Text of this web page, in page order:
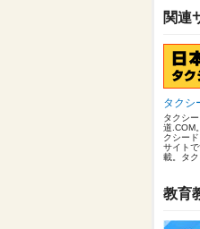
関連
タクシ
タクシ
道.COM
クシー
サイト
載。タ
教育